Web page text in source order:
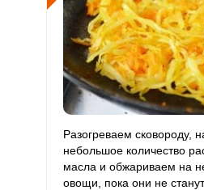
Бор 560.5 мкг 1200 мкг
Ванадий 362.1 мкг 20 мкг
Молибден 76.5 мкг 70 мкг
Разогреваем сковороду,
небольшое количество
масла и обжариваем на
овощи, пока они не